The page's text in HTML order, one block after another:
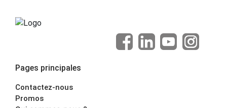
Pages principales
Contactez-nous
Promos